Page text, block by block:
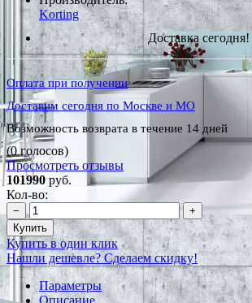
Korting
Доставка сегодня!
Оплата при получении
Доставим сегодня по Москве и МО
Возможность возврата в течение 14 дней
(0 голосов)
Просмотреть отзывы
101990руб.
Кол-во:
−
+
Купить
Купить в один клик
Нашли дешевле? Сделаем скидку!
Параметры
Описание